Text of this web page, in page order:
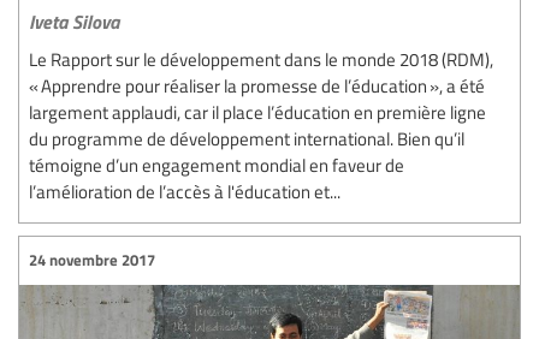
Iveta Silova
Le Rapport sur le développement dans le monde 2018 (RDM),
« Apprendre pour réaliser la promesse de l’éducation », a été
largement applaudi, car il place l’éducation en première ligne
du programme de développement international. Bien qu’il
témoigne d’un engagement mondial en faveur de
l’amélioration de l’accès à l'éducation et...
24 novembre 2017